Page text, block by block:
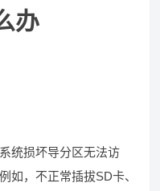
办
统损坏导分区无法访
如，不正常插拔SD卡、